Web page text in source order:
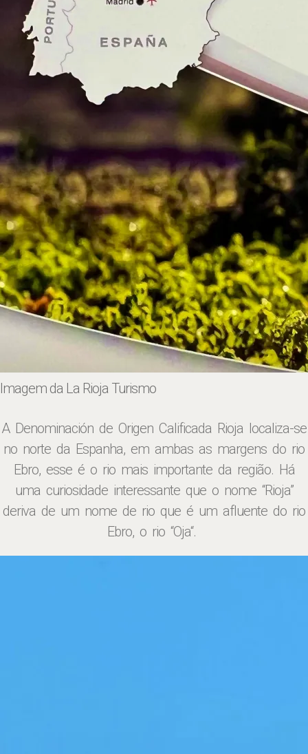
Imagem da La Rioja Turismo
A Denominación de Origen Calificada Rioja localiza-se
no norte da Espanha, em ambas as margens do rio
Ebro, esse é o rio mais importante da região. Há
uma curiosidade interessante que o nome “Rioja”
deriva de um nome de rio que é um afluente do rio
Ebro, o rio “Oja“.